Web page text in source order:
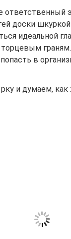
ответственный
доски
идеальной
торцевым
в
и думаем,